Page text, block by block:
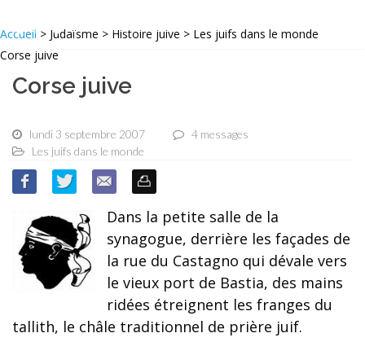
Accueil > Judaïsme > Histoire juive > Les juifs dans le monde
Corse juive
Corse juive
lundi 3 septembre 2007
4 messages
Les juifs dans le monde
Dans la petite salle de la
synagogue, derrière les façades de
la rue du Castagno qui dévale vers
le vieux port de Bastia, des mains
ridées étreignent les franges du
tallith, le châle traditionnel de prière juif.